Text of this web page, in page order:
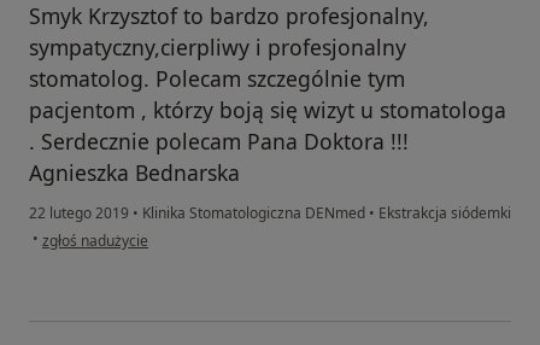
Smyk Krzysztof to bardzo profesjonalny,
sympatyczny,cierpliwy i profesjonalny
stomatolog. Polecam szczególnie tym
pacjentom , którzy boją się wizyt u stomatologa
. Serdecznie polecam Pana Doktora !!!
Agnieszka Bednarska
22 lutego 2019 • Klinika Stomatologiczna DENmed • Ekstrakcja siódemki
• w opinii użytkownika agula77wp.pl
zgłoś nadużycie